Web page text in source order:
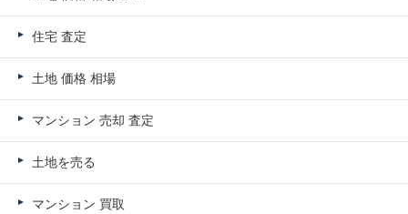
住宅 査定
土地 価格 相場
マンション 売却 査定
土地を売る
マンション 買取